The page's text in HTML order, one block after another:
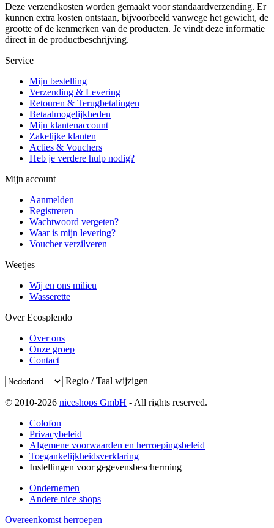
Deze verzendkosten worden gemaakt voor standaardverzending. Er
kunnen extra kosten ontstaan, bijvoorbeeld vanwege het gewicht, de
grootte of de kenmerken van de producten. Je vindt deze informatie
direct in de productbeschrijving.
Service
Mijn bestelling
Verzending & Levering
Retouren & Terugbetalingen
Betaalmogelijkheden
Mijn klantenaccount
Zakelijke klanten
Acties & Vouchers
Heb je verdere hulp nodig?
Mijn account
Aanmelden
Registreren
Wachtwoord vergeten?
Waar is mijn levering?
Voucher verzilveren
Weetjes
Wij en ons milieu
Wasserette
Over Ecosplendo
Over ons
Onze groep
Contact
Regio / Taal wijzigen
© 2010-2026 niceshops GmbH - All rights reserved.
Colofon
Privacybeleid
Algemene voorwaarden en herroepingsbeleid
Toegankelijkheidsverklaring
Instellingen voor gegevensbescherming
Ondernemen
Andere nice shops
Overeenkomst herroepen